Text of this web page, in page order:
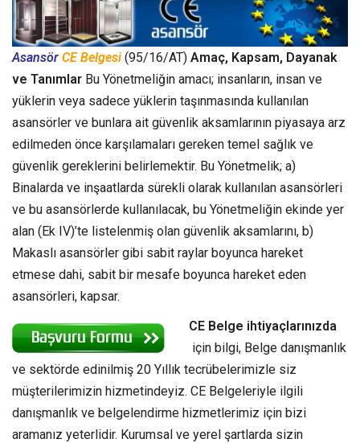
Asansör CE Belgesi (95/16/AT) Amaç, Kapsam, Dayanak
ve Tanımlar Bu Yönetmeliğin amacı; insanların, insan ve
yüklerin veya sadece yüklerin taşınmasında kullanılan
asansörler ve bunlara ait güvenlik aksamlarının piyasaya arz
edilmeden önce karşılamaları gereken temel sağlık ve
güvenlik gereklerini belirlemektir. Bu Yönetmelik; a)
Binalarda ve inşaatlarda sürekli olarak kullanılan asansörleri
ve bu asansörlerde kullanılacak, bu Yönetmeliğin ekinde yer
alan (Ek IV)’te listelenmiş olan güvenlik aksamlarını, b)
Makaslı asansörler gibi sabit raylar boyunca hareket
etmese dahi, sabit bir mesafe boyunca hareket eden
asansörleri, kapsar.
CE Belge ihtiyaçlarınızda
için bilgi, Belge danışmanlık
ve sektörde edinilmiş 20 Yıllık tecrübelerimizle siz
müşterilerimizin hizmetindeyiz. CE Belgeleriyle ilgili
danışmanlık ve belgelendirme hizmetlerimiz için bizi
aramanız yeterlidir. Kurumsal ve yerel şartlarda sizin